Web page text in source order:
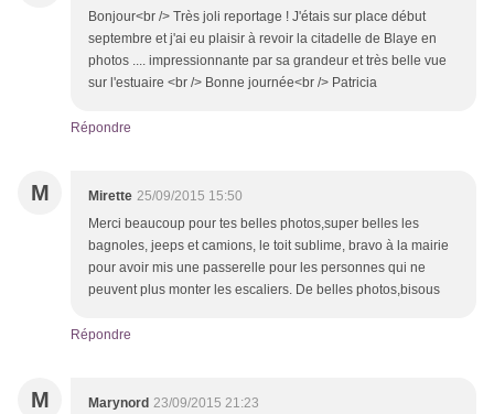
Bonjour<br /> Très joli reportage ! J'étais sur place début
septembre et j'ai eu plaisir à revoir la citadelle de Blaye en
photos .... impressionnante par sa grandeur et très belle vue
sur l'estuaire <br /> Bonne journée<br /> Patricia
Répondre
M Mirette 25/09/2015 15:50
Merci beaucoup pour tes belles photos,super belles les
bagnoles, jeeps et camions, le toit sublime, bravo à la mairie
pour avoir mis une passerelle pour les personnes qui ne
peuvent plus monter les escaliers. De belles photos,bisous
Répondre
M Marynord 23/09/2015 21:23